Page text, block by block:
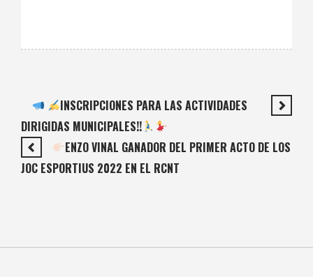
INSCRIPCIONES PARA LAS ACTIVIDADES
DIRIGIDAS MUNICIPALES!!
ENZO VINAL GANADOR DEL PRIMER ACTO DE LOS
JOC ESPORTIUS 2022 EN EL RCNT